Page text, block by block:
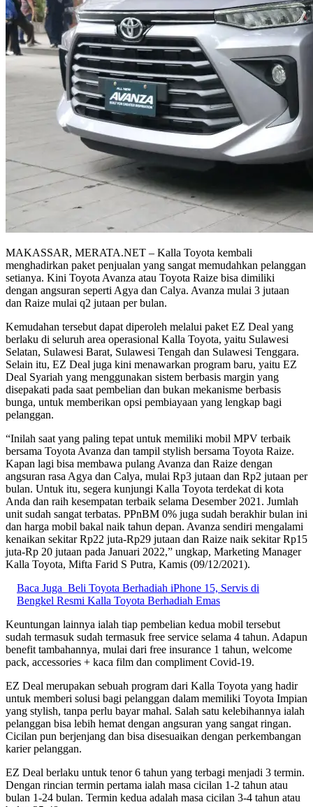
MAKASSAR, MERATA.NET – Kalla Toyota kembali
menghadirkan paket penjualan yang sangat memudahkan pelanggan
setianya. Kini Toyota Avanza atau Toyota Raize bisa dimiliki
dengan angsuran seperti Agya dan Calya. Avanza mulai 3 jutaan
dan Raize mulai q2 jutaan per bulan.
Kemudahan tersebut dapat diperoleh melalui paket EZ Deal yang
berlaku di seluruh area operasional Kalla Toyota, yaitu Sulawesi
Selatan, Sulawesi Barat, Sulawesi Tengah dan Sulawesi Tenggara.
Selain itu, EZ Deal juga kini menawarkan program baru, yaitu EZ
Deal Syariah yang menggunakan sistem berbasis margin yang
disepakati pada saat pembelian dan bukan mekanisme berbasis
bunga, untuk memberikan opsi pembiayaan yang lengkap bagi
pelanggan.
“Inilah saat yang paling tepat untuk memiliki mobil MPV terbaik
bersama Toyota Avanza dan tampil stylish bersama Toyota Raize.
Kapan lagi bisa membawa pulang Avanza dan Raize dengan
angsuran rasa Agya dan Calya, mulai Rp3 jutaan dan Rp2 jutaan per
bulan. Untuk itu, segera kunjungi Kalla Toyota terdekat di kota
Anda dan raih kesempatan terbaik selama Desember 2021. Jumlah
unit sudah sangat terbatas. PPnBM 0% juga sudah berakhir bulan ini
dan harga mobil bakal naik tahun depan. Avanza sendiri mengalami
kenaikan sekitar Rp22 juta-Rp29 jutaan dan Raize naik sekitar Rp15
juta-Rp 20 jutaan pada Januari 2022,” ungkap, Marketing Manager
Kalla Toyota, Mifta Farid S Putra, Kamis (09/12/2021).
Baca Juga Beli Toyota Berhadiah iPhone 15, Servis di
Bengkel Resmi Kalla Toyota Berhadiah Emas
Keuntungan lainnya ialah tiap pembelian kedua mobil tersebut
sudah termasuk sudah termasuk free service selama 4 tahun. Adapun
benefit tambahannya, mulai dari free insurance 1 tahun, welcome
pack, accessories + kaca film dan compliment Covid-19.
EZ Deal merupakan sebuah program dari Kalla Toyota yang hadir
untuk memberi solusi bagi pelanggan dalam memiliki Toyota Impian
yang stylish, tanpa perlu bayar mahal. Salah satu kelebihannya ialah
pelanggan bisa lebih hemat dengan angsuran yang sangat ringan.
Cicilan pun berjenjang dan bisa disesuaikan dengan perkembangan
karier pelanggan.
EZ Deal berlaku untuk tenor 6 tahun yang terbagi menjadi 3 termin.
Dengan rincian termin pertama ialah masa cicilan 1-2 tahun atau
bulan 1-24 bulan. Termin kedua adalah masa cicilan 3-4 tahun atau